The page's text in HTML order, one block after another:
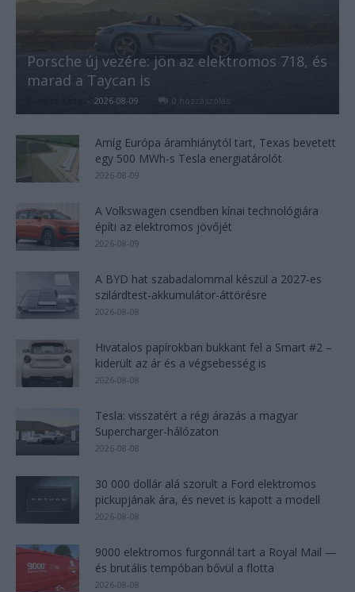
Porsche új vezére: jön az elektromos 718, és
marad a Taycan is
- 2026-08-09 0 hozzászólás
Amíg Európa áramhiánytól tart, Texas bevetett
egy 500 MWh-s Tesla energiatárolót
2026-08-09
A Volkswagen csendben kínai technológiára
építi az elektromos jövőjét
2026-08-09
A BYD hat szabadalommal készül a 2027-es
szilárdtest-akkumulátor-áttörésre
2026-08-08
Hivatalos papírokban bukkant fel a Smart #2 –
kiderült az ár és a végsebesség is
2026-08-08
Tesla: visszatért a régi árazás a magyar
Supercharger-hálózaton
2026-08-08
30 000 dollár alá szorult a Ford elektromos
pickupjának ára, és nevet is kapott a modell
2026-08-08
9000 elektromos furgonnál tart a Royal Mail —
és brutális tempóban bővül a flotta
2026-08-08